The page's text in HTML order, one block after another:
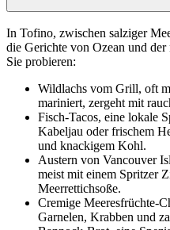
In Tofino, zwischen salziger
die Gerichte von Ozean und
Sie probieren:
Wildlachs vom Grill, oft
mariniert, zergeht mit
Fisch-Tacos, eine lokale
Kabeljau oder frischem
und knackigem Kohl.
Austern von Vancouver
meist mit einem Spritzer
Meerrettichsoße.
Cremige Meeresfrüchte-
Garnelen, Krabben und